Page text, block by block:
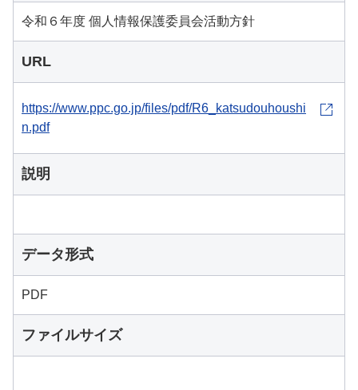
令和６年度 個人情報保護委員会活動方針
URL
https://www.ppc.go.jp/files/pdf/R6_katsudouhoushi
n.pdf
説明
データ形式
PDF
ファイルサイズ